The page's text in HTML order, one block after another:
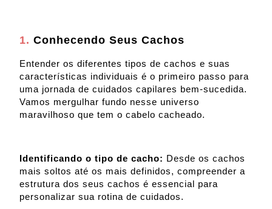
1. Conhecendo Seus Cachos
Entender os diferentes tipos de cachos e suas
características individuais é o primeiro passo para
uma jornada de cuidados capilares bem-sucedida.
Vamos mergulhar fundo nesse universo
maravilhoso que tem o cabelo cacheado.
Identificando o tipo de cacho: Desde os cachos
mais soltos até os mais definidos, compreender a
estrutura dos seus cachos é essencial para
personalizar sua rotina de cuidados.